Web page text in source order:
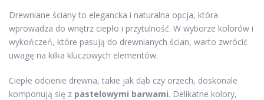
Drewniane ściany to elegancka i naturalna opcja, która
wprowadza do wnętrz ciepło i przytulność. W wyborze kolorów i
wykończeń, które pasują do drewnianych ścian, warto zwrócić
uwagę na kilka kluczowych elementów.
Ciepłe odcienie drewna, takie jak dąb czy orzech, doskonale
komponują się z pastelowymi barwami. Delikatne kolory,